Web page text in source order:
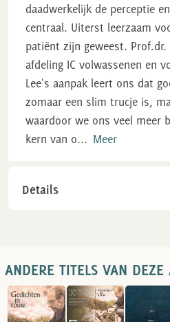
daadwerkelijk de perceptie
centraal. Uiterst leerzaam
patiënt zijn geweest. Prof.dr.
afdeling IC volwassenen en
Lee's aanpak leert ons dat
zomaar een slim trucje is,
waardoor we ons veel meer
kern van o... Meer
Details
ANDERE TITELS VAN DEZE